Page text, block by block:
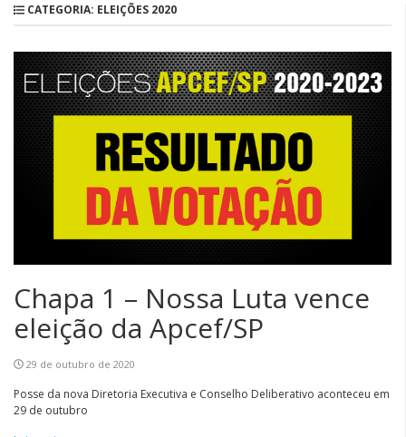
CATEGORIA: ELEIÇÕES 2020
Chapa 1 – Nossa Luta vence
eleição da Apcef/SP
29 de outubro de 2020
Posse da nova Diretoria Executiva e Conselho Deliberativo aconteceu em
29 de outubro